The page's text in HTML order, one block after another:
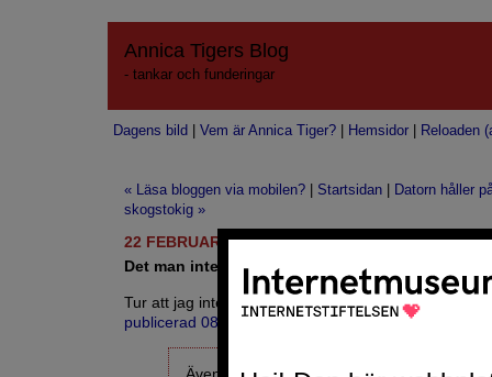
Annica Tigers Blog
- tankar och funderingar
Dagens bild Vem är Annica Tiger? Hemsidor Reloaden
« Läsa bloggen via mobilen? Startsidan
Datorn håller
skogstokig »
22 FEBRUARI 2007
Det man inte vet om....
Tur att jag inte läste DN i morse på nätet.
publicerad 08.39
så jag hade missat den i alla fall.